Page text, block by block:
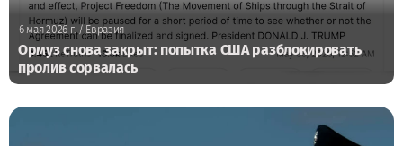
6 мая 2026 г./ Евразия
Ормуз снова закрыт: попытка США разблокировать
пролив сорвалась